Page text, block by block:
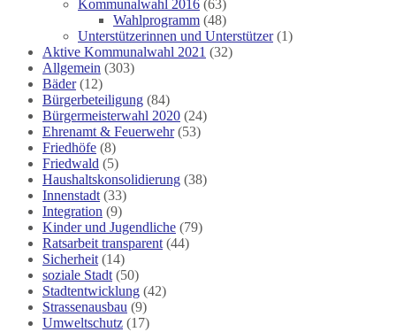
Kommunalwahl 2016 (63)
Wahlprogramm (48)
Unterstützerinnen und Unterstützer(1)
Aktive Kommunalwahl 2021 (32)
Allgemein (303)
Bäder(12)
Bürgerbeteiligung (84)
Bürgermeisterwahl 2020 (24)
Ehrenamt & Feuerwehr(53)
Friedhöfe (8)
Friedwald (5)
Haushaltskonsolidierung (38)
Innenstadt (33)
Integration (9)
Kinder und Jugendliche (79)
Ratsarbeit transparent (44)
Sicherheit (14)
soziale Stadt (50)
Stadtentwicklung (42)
Strassenausbau (9)
Umweltschutz (17)